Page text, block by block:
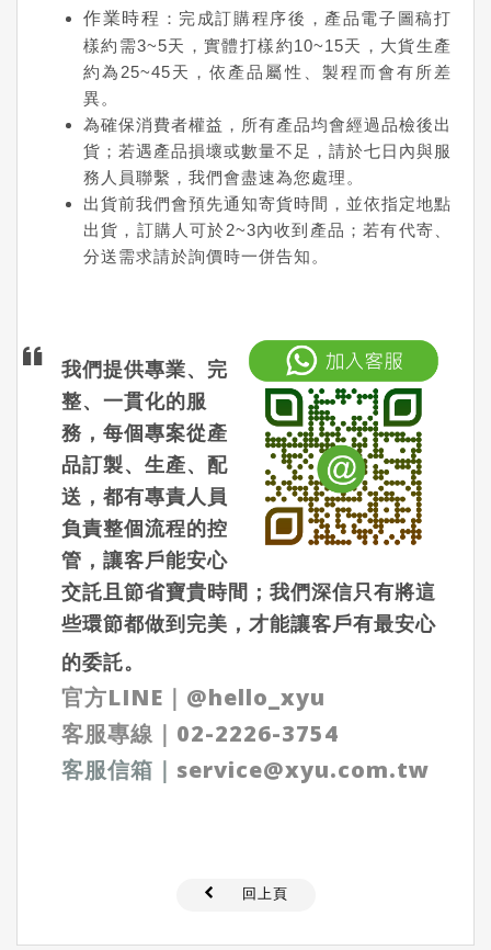
作業時程 ：完成訂購程序後，產品電子圖稿打
樣約需3~5天，實體打樣約10~15天，大貨生產
約為25~45天，依產品屬性、製程而會有所差
異。
為確保消費者權益，所有產品均會經過品檢後出
貨；若遇產品損壞或數量不足，請於七日內與服
務人員聯繫，我們會盡速為您處理。
出貨前我們會預先通知寄貨時間，並依指定地點
出貨，訂購人可於2~3內收到產品；若有代寄、
分送需求請於詢價時一併告知。
我們提供專業、完
整、一貫化的服
務，每個專案從產
品訂製、生產、配
送，都有專責人員
負責整個流程的控
管，讓客戶能安心
交託且節省寶貴時間；我們深信只有將這
些環節都做到完美，才能讓客戶有最安心
的委託。
官方LINE ｜ @hello_xyu
客服專線｜ 02-2226-3754
客服信箱 ｜ service@xyu.com.tw
回上頁